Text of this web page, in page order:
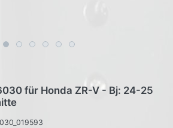
für Honda ZR-V - Bj: 24-25